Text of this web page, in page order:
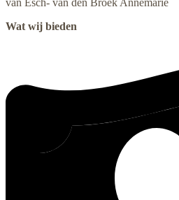
Wat wij bieden